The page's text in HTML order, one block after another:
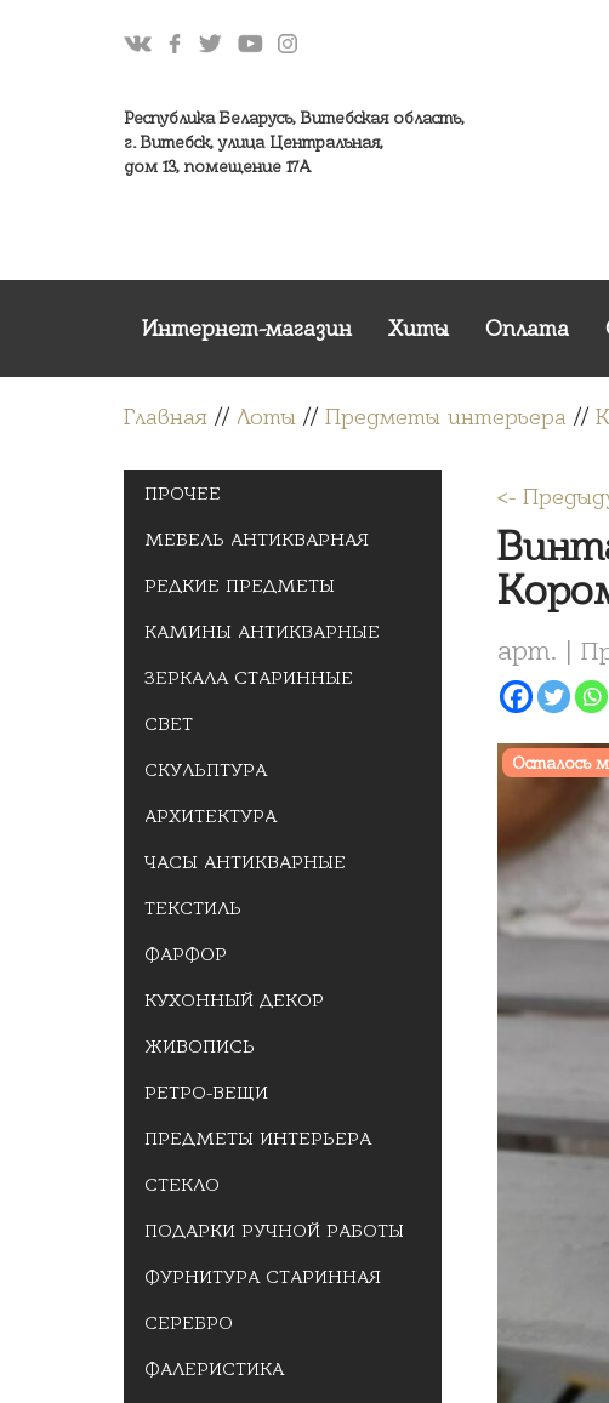
Республика Беларусь, Витебская область,
г. Витебск, улица Центральная,
дом 13, помещение 17А
Интернет-магазин Хиты Оплата
Главная // Лоты // Предметы интерьера //
ПРОЧЕЕ
МЕБЕЛЬ АНТИКВАРНАЯ
РЕДКИЕ ПРЕДМЕТЫ
КАМИНЫ АНТИКВАРНЫЕ
ЗЕРКАЛА СТАРИННЫЕ
СВЕТ
СКУЛЬПТУРА
АРХИТЕКТУРА
ЧАСЫ АНТИКВАРНЫЕ
ТЕКСТИЛЬ
ФАРФОР
КУХОННЫЙ ДЕКОР
ЖИВОПИСЬ
РЕТРО-ВЕЩИ
ПРЕДМЕТЫ ИНТЕРЬЕРА
СТЕКЛО
ПОДАРКИ РУЧНОЙ РАБОТЫ
ФУРНИТУРА СТАРИННАЯ
СЕРЕБРО
ФАЛЕРИСТИКА
<-
арт. |
Осталось